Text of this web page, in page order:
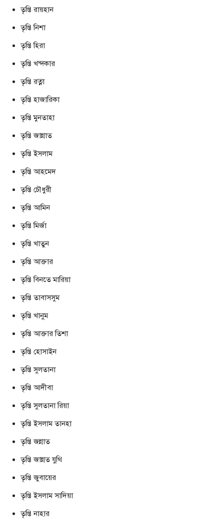
তৃপ্তি রায়হান
তৃপ্তি নিশা
তৃপ্তি হিরা
তৃপ্তি খন্দকার
তৃপ্তি রত্না
তৃপ্তি হাজারিকা
তৃপ্তি মুনতাহা
তৃপ্তি জান্নাত
তৃপ্তি ইসলাম
তৃপ্তি আহমেদ
তৃপ্তি চৌধুরী
তৃপ্তি আমিন
তৃপ্তি মির্জা
তৃপ্তি খাতুন
তৃপ্তি আক্তার
তৃপ্তি বিনতে মারিয়া
তৃপ্তি তাবাসসুম
তৃপ্তি খানুম
তৃপ্তি আক্তার তিশা
তৃপ্তি হোসাইন
তৃপ্তি সুলতানা
তৃপ্তি আদীবা
তৃপ্তি সুলতানা রিয়া
তৃপ্তি ইসলাম তানহা
তৃপ্তি জন্নাত
তৃপ্তি জান্নত যুথি
তৃপ্তি জুবায়ের
তৃপ্তি ইসলাম সাদিয়া
তৃপ্তি নাহার